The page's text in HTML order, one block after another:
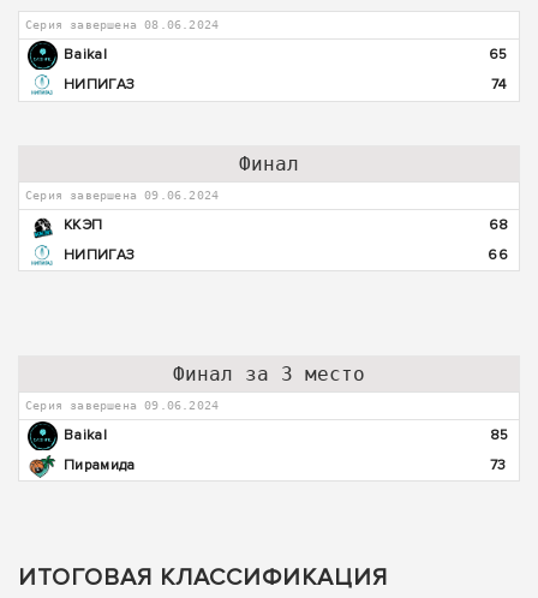
Серия завершена 08.06.2024
Baikal
65
НИПИГАЗ
74
Финал
Серия завершена 09.06.2024
ККЭП
68
НИПИГАЗ
66
Финал за 3 место
Серия завершена 09.06.2024
Baikal
85
Пирамида
73
ИТОГОВАЯ КЛАССИФИКАЦИЯ